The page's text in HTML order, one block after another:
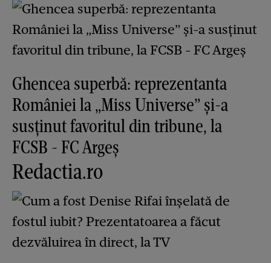
Ghencea superbă: reprezentanta
României la „Miss Universe” și-a
susținut favoritul din tribune, la
FCSB - FC Argeș
Redactia.ro